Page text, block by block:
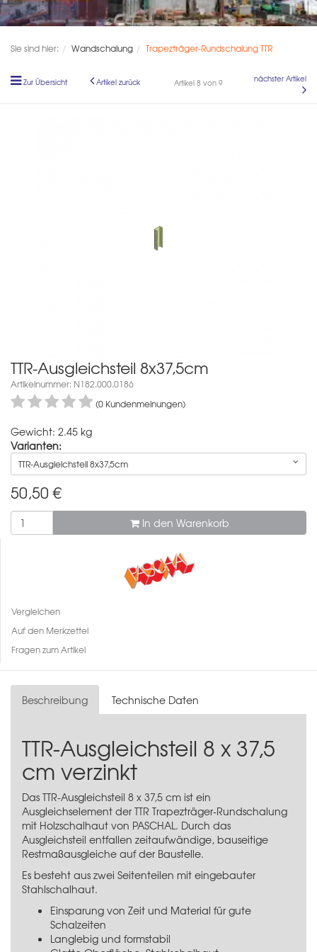
Sie sind hier: Wandschalung Trapezträger-Rundschalung TTR
Zur Übersicht Artikel zurück Artikel 8 von 9 nächster Artikel
TTR-Ausgleichsteil 8x37,5cm
Artikelnummer: N182.000.0186
(0 Kundenmeinungen)
Gewicht: 2.45 kg
Varianten:
TTR-Ausgleichsteil 8x37,5cm
50,50 €
In den Warenkorb
Vergleichen
Auf den Merkzettel
Fragen zum Artikel
Beschreibung Technische Daten
TTR-Ausgleichsteil 8 x 37,5
cm verzinkt
Das TTR-Ausgleichsteil 8 x 37,5 cm ist ein
Ausgleichselement der TTR Trapezträger-Rundschalung
mit Holzschalhaut von PASCHAL. Durch das
Ausgleichsteil entfallen zeitaufwändige, bauseitige
Restmaßausgleiche auf der Baustelle.
Es besteht aus zwei Seitenteilen mit eingebauter
Stahlschalhaut.
Einsparung von Zeit und Material für gute
Schalzeiten
Langlebig und formstabil